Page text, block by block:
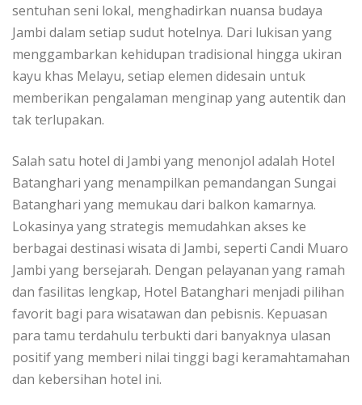
sentuhan seni lokal, menghadirkan nuansa budaya
Jambi dalam setiap sudut hotelnya. Dari lukisan yang
menggambarkan kehidupan tradisional hingga ukiran
kayu khas Melayu, setiap elemen didesain untuk
memberikan pengalaman menginap yang autentik dan
tak terlupakan.
Salah satu hotel di Jambi yang menonjol adalah Hotel
Batanghari yang menampilkan pemandangan Sungai
Batanghari yang memukau dari balkon kamarnya.
Lokasinya yang strategis memudahkan akses ke
berbagai destinasi wisata di Jambi, seperti Candi Muaro
Jambi yang bersejarah. Dengan pelayanan yang ramah
dan fasilitas lengkap, Hotel Batanghari menjadi pilihan
favorit bagi para wisatawan dan pebisnis. Kepuasan
para tamu terdahulu terbukti dari banyaknya ulasan
positif yang memberi nilai tinggi bagi keramahtamahan
dan kebersihan hotel ini.